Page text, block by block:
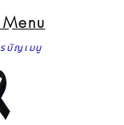
บัญเมนู